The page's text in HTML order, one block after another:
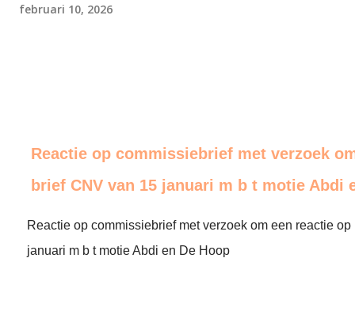
februari 10, 2026
Reactie op commissiebrief met verzoek
brief CNV van 15 januari m b t motie Abdi
Reactie op commissiebrief met verzoek om een reactie
januari m b t motie Abdi en De Hoop